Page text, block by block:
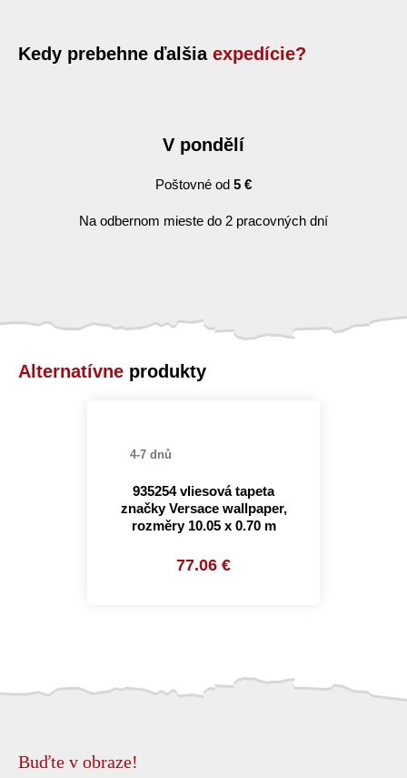
Kedy prebehne ďalšia expedície?
V pondělí
Poštovné od 5 €
Na odbernom mieste do 2 pracovných dní
Alternatívne produkty
4-7 dnů
935254 vliesová tapeta
značky Versace wallpaper,
rozměry 10.05 x 0.70 m
77.06 €
Buďte v obraze!